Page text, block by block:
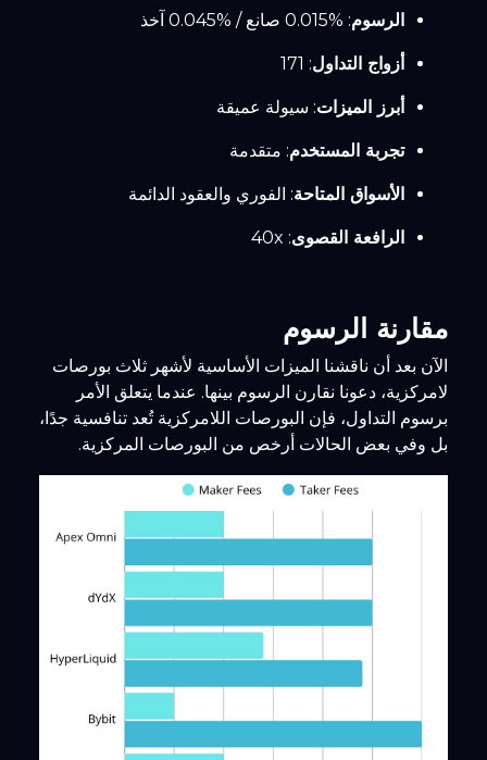
الرسوم: %0.015 صانع / %0.045 آخذ
أزواج التداول: 171
أبرز الميزات: سيولة عميقة
تجربة المستخدم: متقدمة
الأسواق المتاحة: الفوري والعقود الدائمة
الرافعة القصوى: 40x
مقارنة الرسوم
الآن بعد أن ناقشنا الميزات الأساسية لأشهر ثلاث بورصات
لامركزية، دعونا نقارن الرسوم بينها. عندما يتعلق الأمر
برسوم التداول، فإن البورصات اللامركزية تُعد تنافسية جدًا،
بل وفي بعض الحالات أرخص من البورصات المركزية.